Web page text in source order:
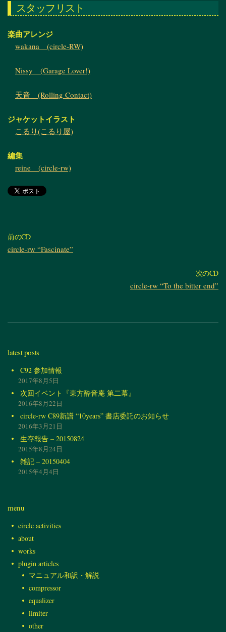
スタッフリスト
楽曲アレンジ
wakana (circle-RW)
Nissy (Garage Lover!)
天音 (Rolling Contact)
ジャケットイラスト
こるり(こるり屋)
編集
reine (circle-rw)
前のCD
circle-rw “Fascinate”
次のCD
circle-rw “To the bitter end”
latest posts
C92 参加情報
2017年8月5日
次回イベント『東方酔音庵 第二幕』
2016年8月22日
circle-rw C89新譜 “10years” 書店委託のお知らせ
2016年3月21日
生存報告 – 20150824
2015年8月24日
雑記 – 20150404
2015年4月4日
menu
circle activities
about
works
plugin articles
マニュアル和訳・解説
compressor
equalizer
limiter
other